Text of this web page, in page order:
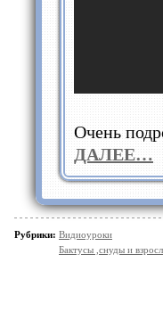
Очень
ДАЛЕЕ…
Рубрики: Видиоуроки
Бактусы ,снуды и